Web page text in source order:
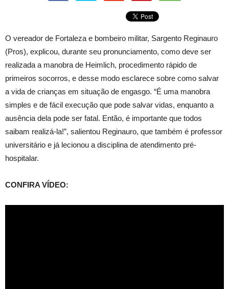
O vereador de Fortaleza e bombeiro militar, Sargento Reginauro
(Pros), explicou, durante seu pronunciamento, como deve ser
realizada a manobra de Heimlich, procedimento rápido de
primeiros socorros, e desse modo esclarece sobre como salvar
a vida de crianças em situação de engasgo. “É uma manobra
simples e de fácil execução que pode salvar vidas, enquanto a
ausência dela pode ser fatal. Então, é importante que todos
saibam realizá-la!”, salientou Reginauro, que também é professor
universitário e já lecionou a disciplina de atendimento pré-
hospitalar.
CONFIRA VÍDEO: